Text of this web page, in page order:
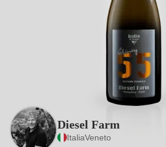
Diesel Farm
ItaliaVeneto